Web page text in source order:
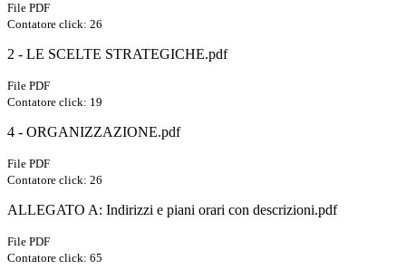
File PDF
Contatore click: 26
2 - LE SCELTE STRATEGICHE.pdf
File PDF
Contatore click: 19
4 - ORGANIZZAZIONE.pdf
File PDF
Contatore click: 26
ALLEGATO A: Indirizzi e piani orari con descrizioni.pdf
File PDF
Contatore click: 65